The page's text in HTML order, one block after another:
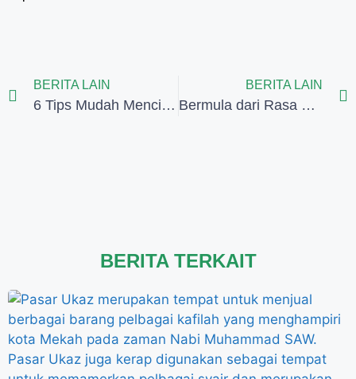
BERITA LAIN
6 Tips Mudah Mencium Hajar Aswad saat Umrah
BERITA LAIN
Bermula dari Rasa Puas Melayani Tamu Allah hingga Memiliki Biro Travel haji & Umrah
BERITA TERKAIT